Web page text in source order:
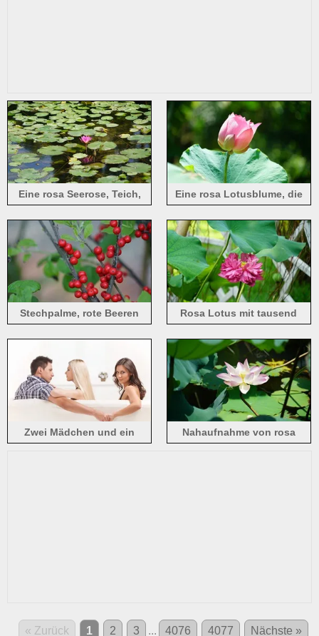
Eine rosa Seerose, Teich,
Eine rosa Lotusblume, die
ist
Stechpalme, rote Beeren
Rosa Lotus mit tausend
Lotusblätter
Zwei Mädchen und ein
Nahaufnahme von rosa
« Zurück 1 2 3 ... 4076 4077 Nächste »